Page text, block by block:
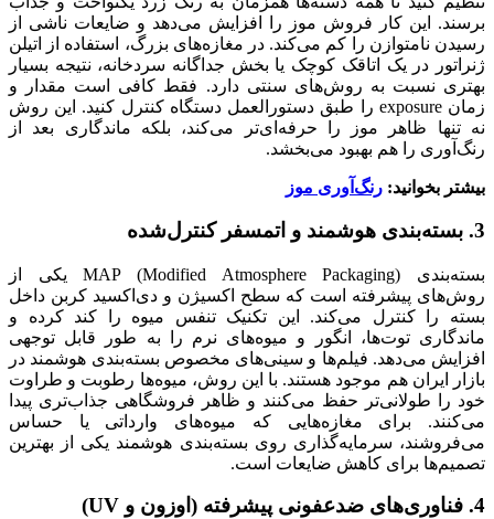
برسند. این کار فروش موز را افزایش می‌دهد و ضایعات ناشی از
رسیدن نامتوازن را کم می‌کند. در مغازه‌های بزرگ، استفاده از اتیلن
ژنراتور در یک اتاقک کوچک یا بخش جداگانه سردخانه، نتیجه بسیار
بهتری نسبت به روش‌های سنتی دارد. فقط کافی است مقدار و
زمان exposure را طبق دستورالعمل دستگاه کنترل کنید. این روش
نه تنها ظاهر موز را حرفه‌ای‌تر می‌کند، بلکه ماندگاری بعد از
رنگ‌آوری را هم بهبود می‌بخشد.
بیشتر بخوانید: رنگ‌آوری موز
3. بسته‌بندی هوشمند و اتمسفر کنترل‌شده
بسته‌بندی MAP (Modified Atmosphere Packaging) یکی از
روش‌های پیشرفته است که سطح اکسیژن و دی‌اکسید کربن داخل
بسته را کنترل می‌کند. این تکنیک تنفس میوه را کند کرده و
ماندگاری توت‌ها، انگور و میوه‌های نرم را به طور قابل توجهی
افزایش می‌دهد. فیلم‌ها و سینی‌های مخصوص بسته‌بندی هوشمند در
بازار ایران هم موجود هستند. با این روش، میوه‌ها رطوبت و طراوت
خود را طولانی‌تر حفظ می‌کنند و ظاهر فروشگاهی جذاب‌تری پیدا
می‌کنند. برای مغازه‌هایی که میوه‌های وارداتی یا حساس
می‌فروشند، سرمایه‌گذاری روی بسته‌بندی هوشمند یکی از بهترین
تصمیم‌ها برای کاهش ضایعات است.
4. فناوری‌های ضدعفونی پیشرفته (اوزون و UV)